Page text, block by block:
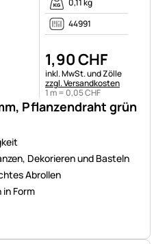
Pflanzendraht grün
Dekorieren und Basteln
Abrollen
Form
0,11 kg
44991
1,90CHF
Steuerhinweis:
inkl. MwSt. und Zölle
zzgl. Versandkosten
1 m = 0,05CHF